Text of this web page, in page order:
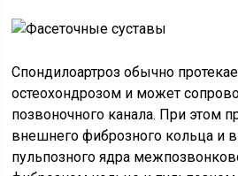
Спондилоартроз обычно
остеохондрозом и может
позвоночного канала. При этом
внешнего фиброзного кольца и
пульпозного ядра